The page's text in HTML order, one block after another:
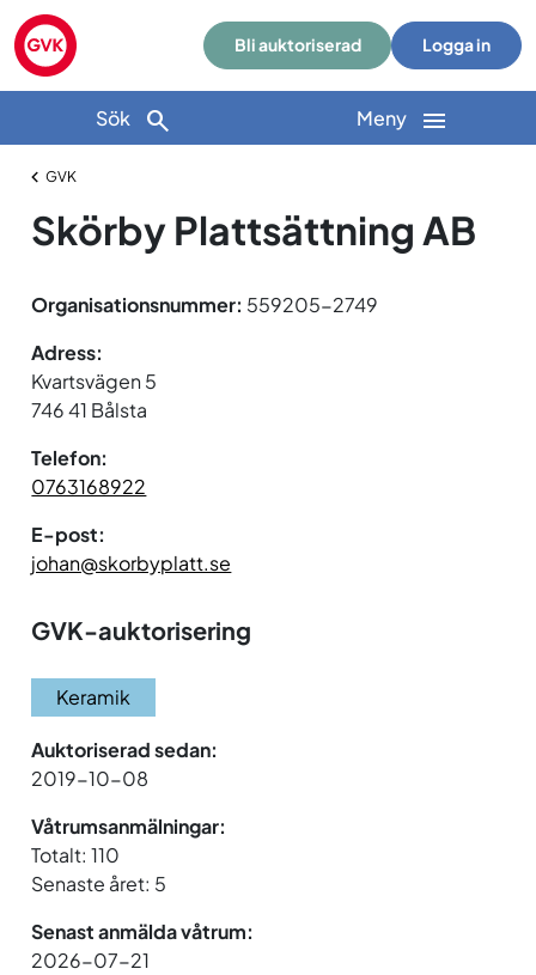
Bli auktoriserad Logga in
Sök Meny
GVK
Skörby Plattsättning AB
Organisationsnummer: 559205-2749
Adress:
Kvartsvägen 5
746 41 Bålsta
Telefon:
0763168922
E-post:
johan@skorbyplatt.se
GVK-auktorisering
Keramik
Auktoriserad sedan:
2019-10-08
Våtrumsanmälningar:
Totalt: 110
Senaste året: 5
Senast anmälda våtrum:
2026-07-21